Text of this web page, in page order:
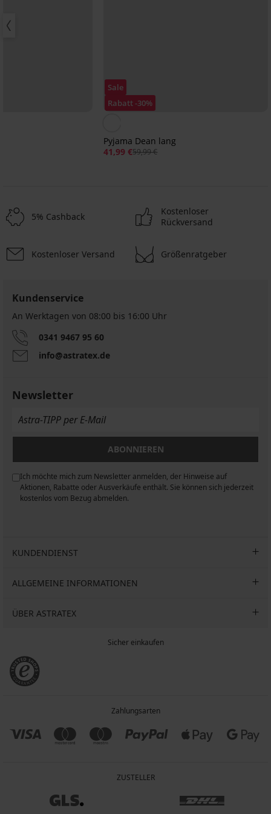
Sale
Rabatt -30%
Pyjama Dean lang
41,99 €59,99 €
Herren-
Bambus-
Nachthemd
lang
23,24
5% Cashback
Kostenloser
Rückversand
Kostenloser Versand Größenratgeber
Kundenservice
An Werktagen von 08:00 bis 16:00 Uhr
0341 9467 95 60
info@astratex.de
Newsletter
ABONNIEREN
Ich möchte mich zum Newsletter anmelden, der Hinweise auf
Aktionen, Rabatte oder Ausverkäufe enthält. Sie können sich jederzeit
kostenlos vom Bezug abmelden.
KUNDENDIENST
ALLGEMEINE INFORMATIONEN
ÜBER ASTRATEX
Sicher einkaufen
Zahlungsarten
ZUSTELLER